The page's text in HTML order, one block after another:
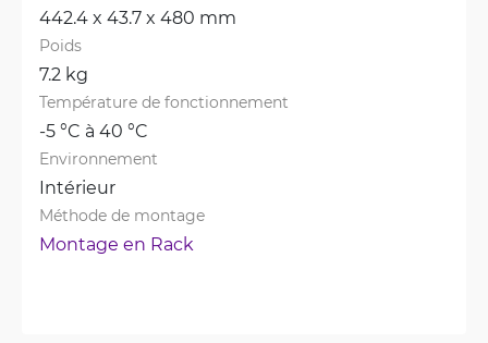
442.4 x 43.7 x 480 mm
Poids
7.2 kg
Température de fonctionnement
-5 °C à 40 °C
Environnement
Intérieur
Méthode de montage
Montage en Rack